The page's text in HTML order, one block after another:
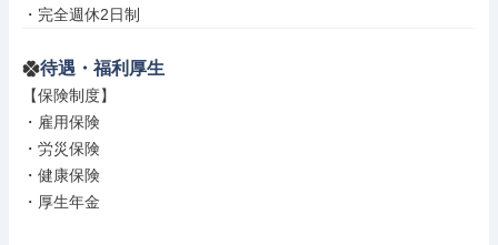
・完全週休2日制
待遇・福利厚生
【保険制度】
・雇用保険
・労災保険
・健康保険
・厚生年金